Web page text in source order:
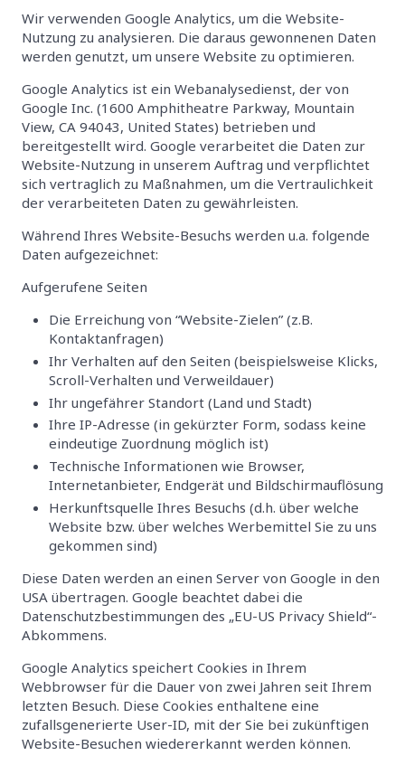
Wir verwenden Google Analytics, um die Website-
Nutzung zu analysieren. Die daraus gewonnenen Daten
werden genutzt, um unsere Website zu optimieren.
Google Analytics ist ein Webanalysedienst, der von
Google Inc. (1600 Amphitheatre Parkway, Mountain
View, CA 94043, United States) betrieben und
bereitgestellt wird. Google verarbeitet die Daten zur
Website-Nutzung in unserem Auftrag und verpflichtet
sich vertraglich zu Maßnahmen, um die Vertraulichkeit
der verarbeiteten Daten zu gewährleisten.
Während Ihres Website-Besuchs werden u.a. folgende
Daten aufgezeichnet:
Aufgerufene Seiten
Die Erreichung von “Website-Zielen” (z.B.
Kontaktanfragen)
Ihr Verhalten auf den Seiten (beispielsweise Klicks,
Scroll-Verhalten und Verweildauer)
Ihr ungefährer Standort (Land und Stadt)
Ihre IP-Adresse (in gekürzter Form, sodass keine
eindeutige Zuordnung möglich ist)
Technische Informationen wie Browser,
Internetanbieter, Endgerät und Bildschirmauflösung
Herkunftsquelle Ihres Besuchs (d.h. über welche
Website bzw. über welches Werbemittel Sie zu uns
gekommen sind)
Diese Daten werden an einen Server von Google in den
USA übertragen. Google beachtet dabei die
Datenschutzbestimmungen des „EU-US Privacy Shield“-
Abkommens.
Google Analytics speichert Cookies in Ihrem
Webbrowser für die Dauer von zwei Jahren seit Ihrem
letzten Besuch. Diese Cookies enthaltene eine
zufallsgenerierte User-ID, mit der Sie bei zukünftigen
Website-Besuchen wiedererkannt werden können.